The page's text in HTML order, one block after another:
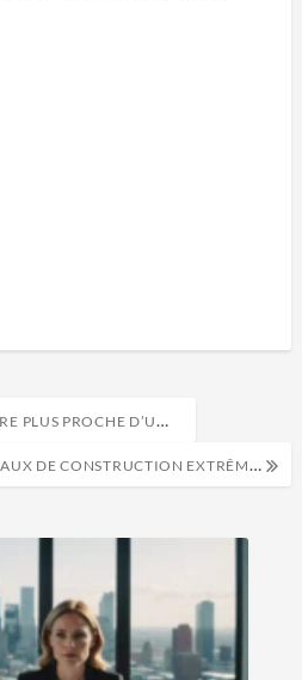
CERTAINE MANIÈRE DE L’ART ARABE’
5 TOP MATÉRIAUX DE CONSTRUCTION EXTRÊMEMENT DURABLES ET À LONGUE DURÉE DE VIE